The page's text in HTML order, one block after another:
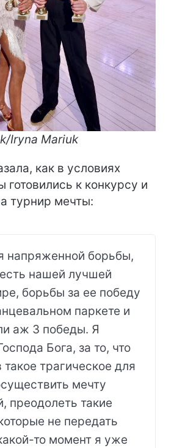
Iryna Mariuk
как в условиях
готовились к конкурсу и
турнир мечты:
напряженной борьбы,
нашей лучшей
борьбы за ее победу
паркете и
аж 3 победы. Я
Бога, за то, что
трагическое для
мечту
преодолеть такие
не передать
то момент я уже